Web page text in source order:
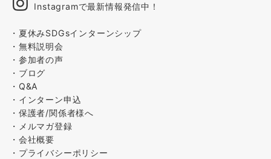
Instagramで最新情報発信中！
・夏休みSDGsインターンシップ
・無料説明会
・参加者の声
・ブログ
・Q&A
・インターン申込
・保護者/関係者様へ
・メルマガ登録
・会社概要
・プライバシーポリシー